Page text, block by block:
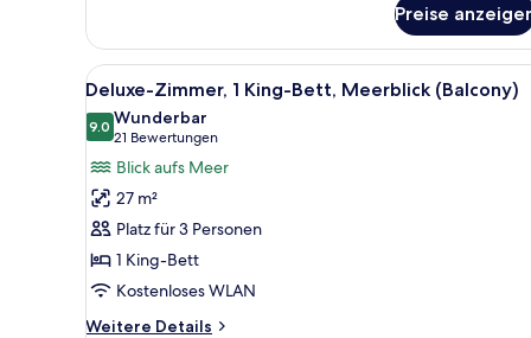
Zimmer,
2 Einzelbetten,
Stadtblick
(Terrace)
Preise
Alle
Fotos
für
Deluxe-
Zimmer,
1 King-
Bett,
Meerblick
(Balcony)
anzeigen
Ein Hotelzimmer mit einem
7
Deluxe-Zimmer, 1 King-Bett, Meerblick (Balcony)
9.09.0 von 10
Wunderbar
21 Bewertungen
(21
Bewertungen)
Blick aufs Meer
27 m²
Platz für 3 Personen
1 King-Bett
Kostenloses WLAN
Weitere Details
Weitere